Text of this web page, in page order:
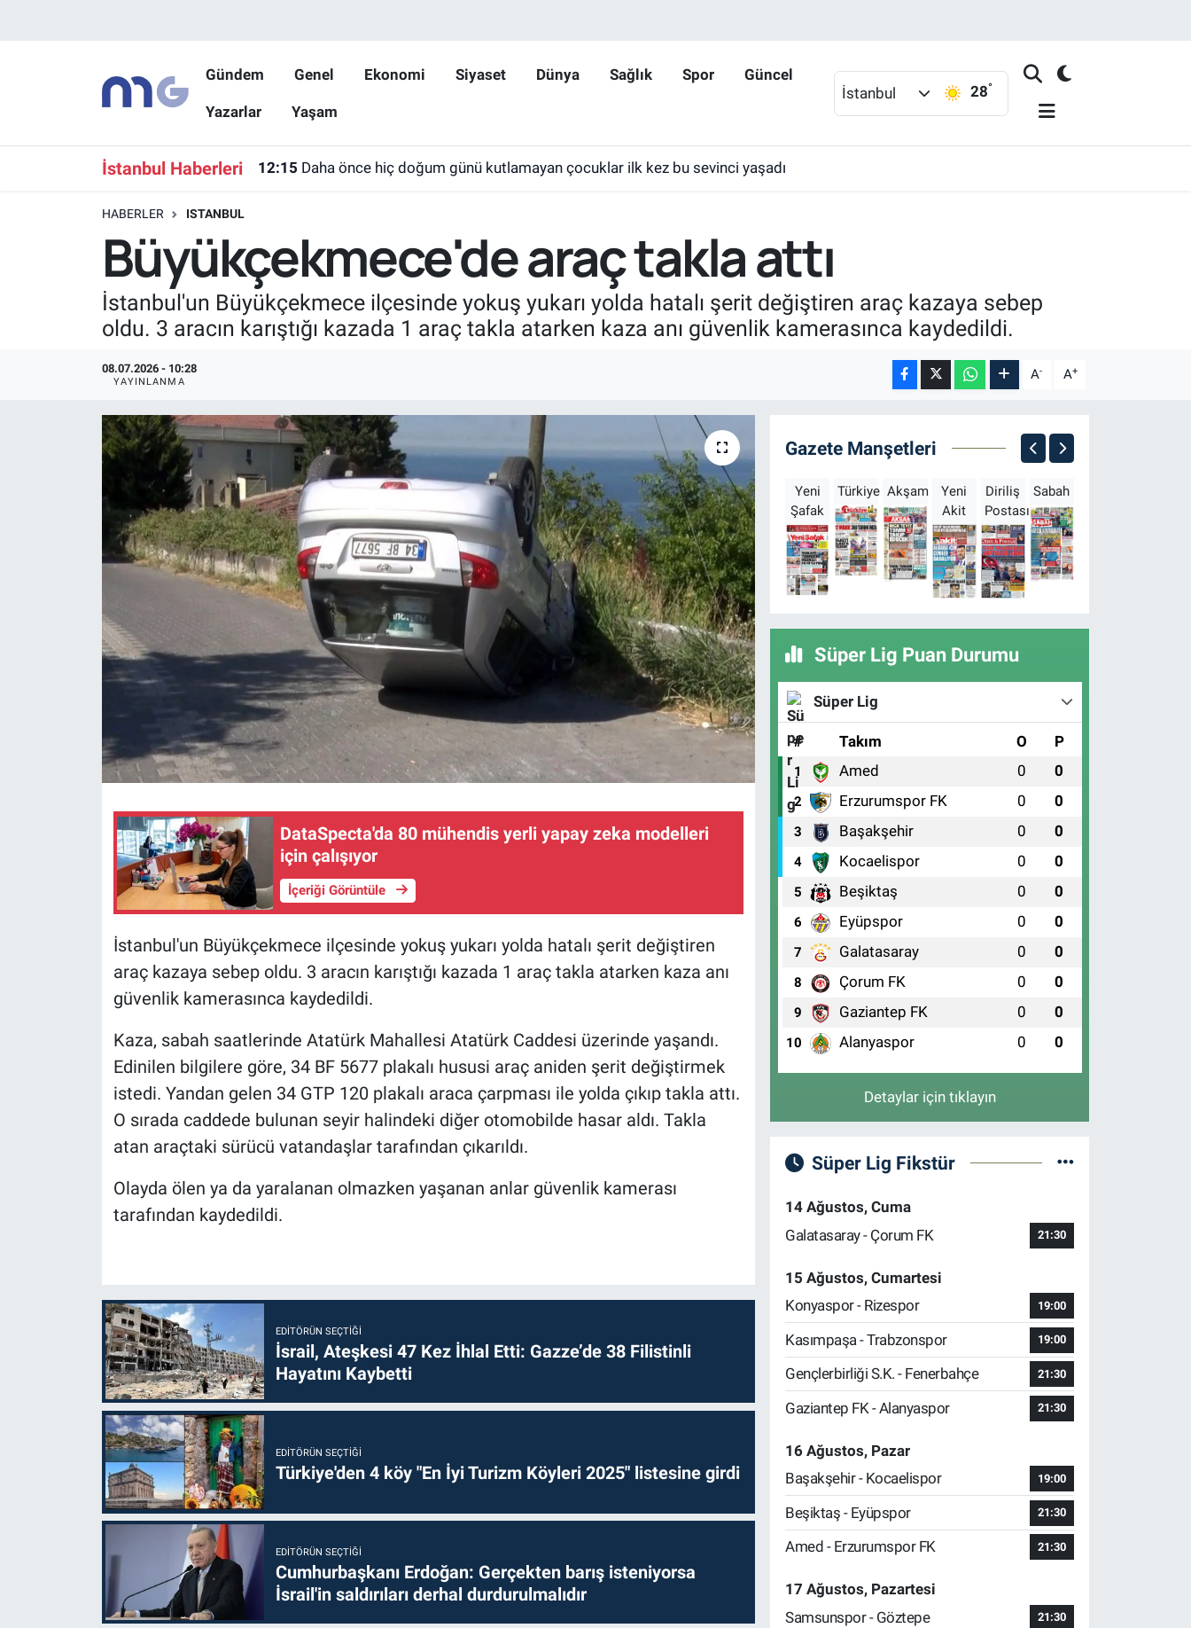
Gündem Genel Ekonomi Siyaset Dünya Sağlık Spor Güncel
Yazarlar Yaşam
İstanbul 28°
İstanbul Haberleri 12:15 Daha önce hiç doğum günü kutlamayan çocuklar ilk kez bu sevinci yaşadı
HABERLER ISTANBUL
Büyükçekmece'de araç takla attı
İstanbul'un Büyükçekmece ilçesinde yokuş yukarı yolda hatalı şerit değiştiren araç kazaya sebep
oldu. 3 aracın karıştığı kazada 1 araç takla atarken kaza anı güvenlik kamerasınca kaydedildi.
08.07.2026 - 10:28
YAYINLANMA A- A+
DataSpecta'da 80 mühendis yerli yapay zeka modelleri
için çalışıyor
İçeriği Görüntüle
İstanbul'un Büyükçekmece ilçesinde yokuş yukarı yolda hatalı şerit değiştiren
araç kazaya sebep oldu. 3 aracın karıştığı kazada 1 araç takla atarken kaza anı
güvenlik kamerasınca kaydedildi.
Kaza, sabah saatlerinde Atatürk Mahallesi Atatürk Caddesi üzerinde yaşandı.
Edinilen bilgilere göre, 34 BF 5677 plakalı hususi araç aniden şerit değiştirmek
istedi. Yandan gelen 34 GTP 120 plakalı araca çarpması ile yolda çıkıp takla attı.
O sırada caddede bulunan seyir halindeki diğer otomobilde hasar aldı. Takla
atan araçtaki sürücü vatandaşlar tarafından çıkarıldı.
Olayda ölen ya da yaralanan olmazken yaşanan anlar güvenlik kamerası
tarafından kaydedildi.
EDITÖRÜN SEÇTIĞI
İsrail, Ateşkesi 47 Kez İhlal Etti: Gazze’de 38 Filistinli
Hayatını Kaybetti
EDITÖRÜN SEÇTIĞI
Türkiye'den 4 köy "En İyi Turizm Köyleri 2025" listesine girdi
EDITÖRÜN SEÇTIĞI
Cumhurbaşkanı Erdoğan: Gerçekten barış isteniyorsa
İsrail'in saldırıları derhal durdurulmalıdır
Gazete Manşetleri
Yeni
Şafak
Türkiye Akşam
Yeni
Akit
Diriliş
Postası
Sabah
Süper Lig Puan Durumu
Süper Lig
# Takım O P
1 Amed 0 0
2 Erzurumspor FK 0 0
3 Başakşehir 0 0
4 Kocaelispor 0 0
5 Beşiktaş 0 0
6 Eyüpspor 0 0
7 Galatasaray 0 0
8 Çorum FK 0 0
9 Gaziantep FK 0 0
10 Alanyaspor 0 0
Detaylar için tıklayın
Süper Lig Fikstür
14 Ağustos, Cuma
Galatasaray - Çorum FK
21:30
15 Ağustos, Cumartesi
Konyaspor - Rizespor
19:00
Kasımpaşa - Trabzonspor 19:00
Gençlerbirliği S.K. - Fenerbahçe 21:30
Gaziantep FK - Alanyaspor 21:30
16 Ağustos, Pazar
Başakşehir - Kocaelispor
19:00
Beşiktaş - Eyüpspor 21:30
Amed - Erzurumspor FK 21:30
17 Ağustos, Pazartesi
Samsunspor - Göztepe
21:30
Hava Durumu
İstanbul Namaz Vakitleri
Süper Lig Puan Durumu ve Fikstür
Tüm Manşetler
Son Dakika Haberleri
Haber Arşivi